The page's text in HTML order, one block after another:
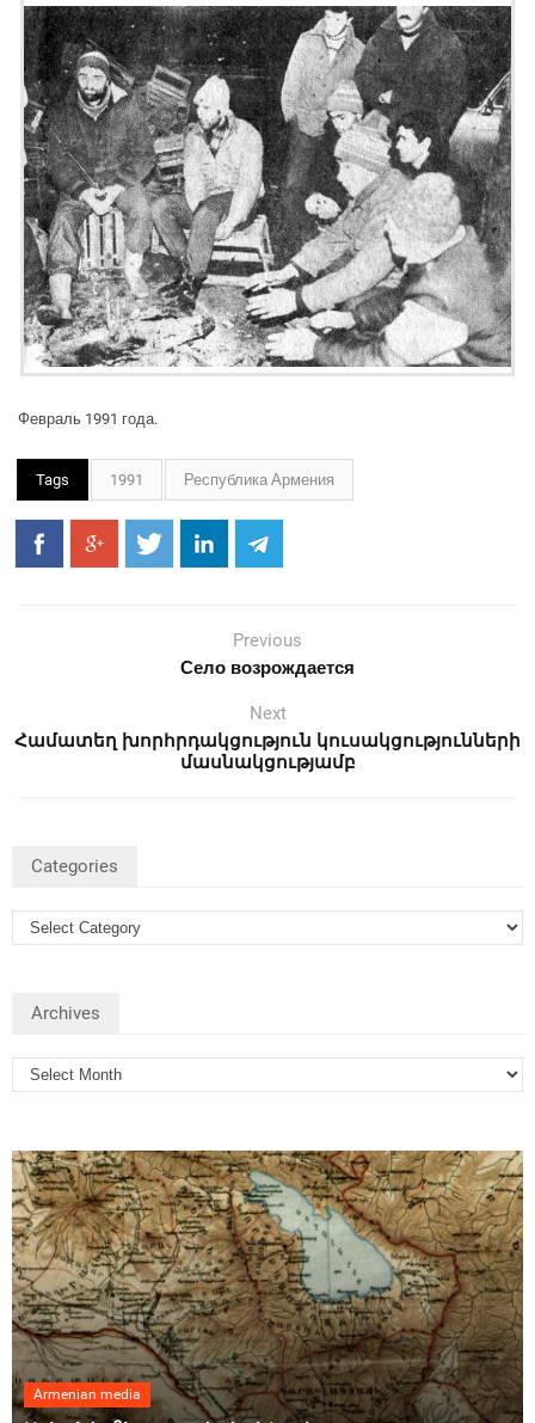
Февраль 1991 года.
Tags 1991 Республика Армения
Previous
Село возрождается
Next
Համատեղ խորհրդակցություն կուսակցությունների
մասնակցությամբ
Categories
Archives
Armenian media